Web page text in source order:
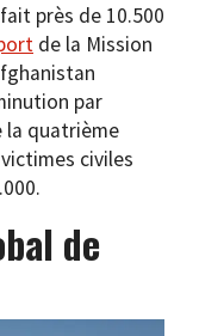
près de 10.500
de la Mission
par
la quatrième
civiles
de